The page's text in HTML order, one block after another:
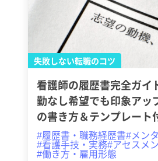
失敗しない転職のコツ
看護師の履歴書完全ガイ
勤なし希望でも印象アッ
の書き方＆テンプレート
#履歴書・職務経歴書#メン
#看護手技・実務#アセスメ
#働き方・雇用形態